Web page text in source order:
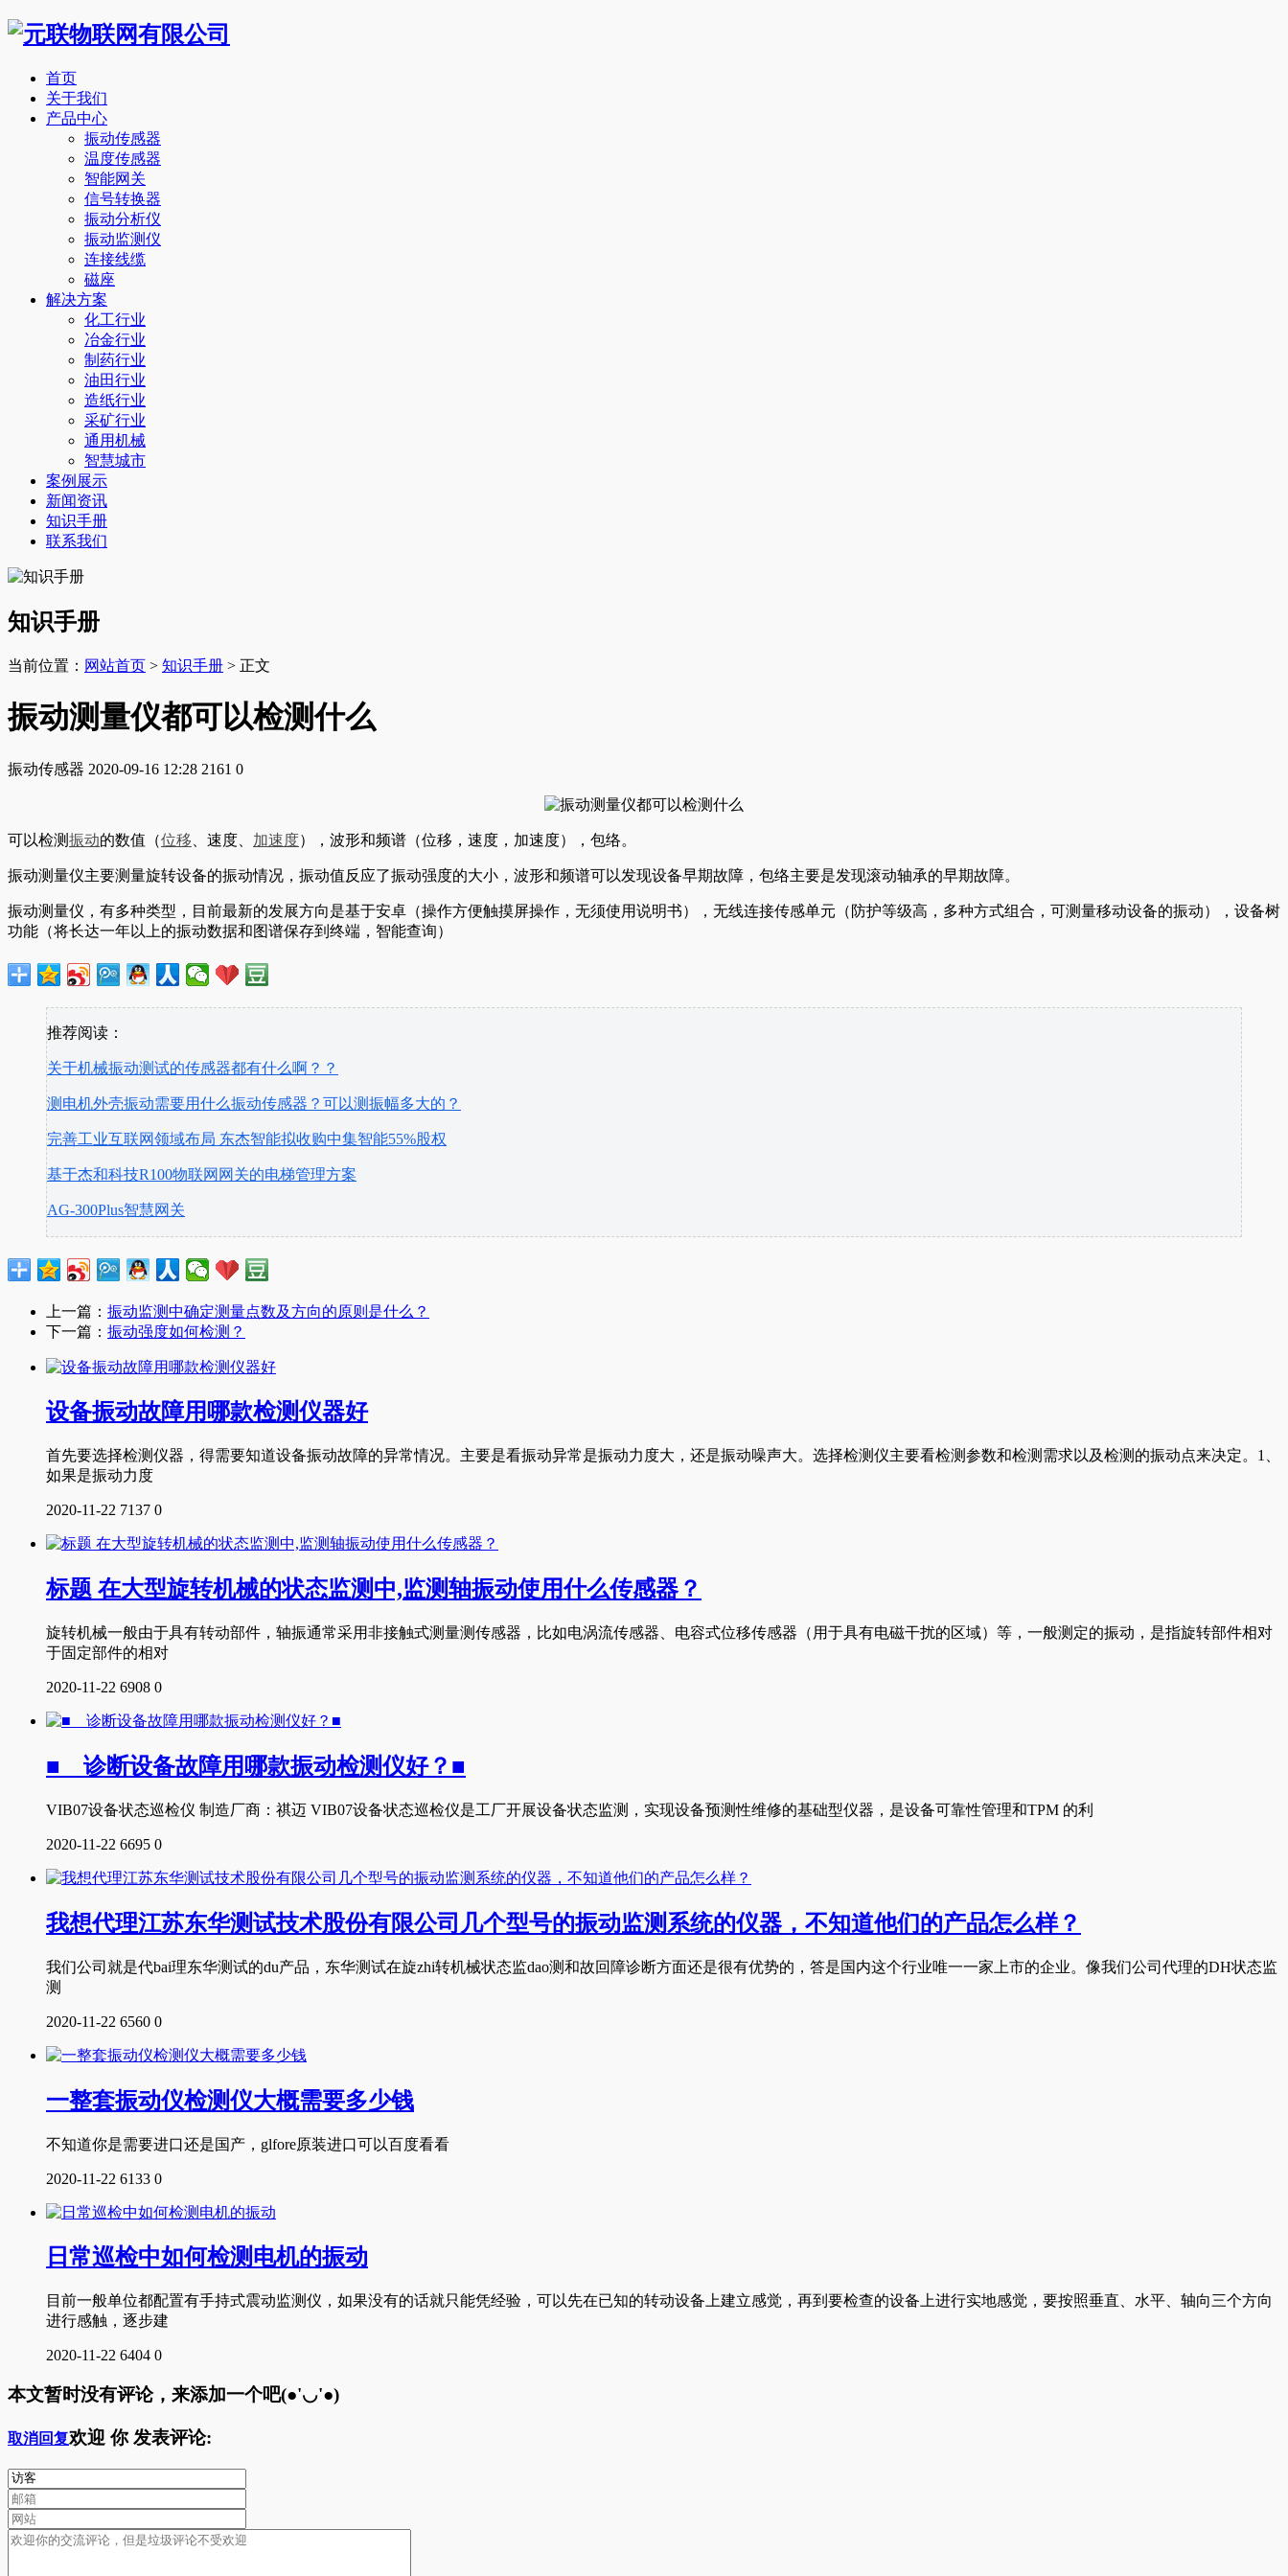
首页
关于我们
产品中心
振动传感器
温度传感器
智能网关
信号转换器
振动分析仪
振动监测仪
连接线缆
磁座
解决方案
化工行业
冶金行业
制药行业
油田行业
造纸行业
采矿行业
通用机械
智慧城市
案例展示
新闻资讯
知识手册
联系我们
知识手册
当前位置： 网站首页 > 知识手册 > 正文
振动测量仪都可以检测什么
振动传感器 2020-09-16 12:28 2161 0
可以检测振动的数值（位移 、速度、 加速度），波形和频谱（位移，速度，加速度），包络。
振动测量仪主要测量旋转设备的振动情况，振动值反应了振动强度的大小，波形和频谱可以发现设备早期故障，包络主要是发现滚动轴承的早期故障。
振动测量仪，有多种类型，目前最新的发展方向是基于安卓（操作方便触摸屏操作，无须使用说明书），无线连接传感单元（防护等级高，多种方式组合，可测量移动设备的振动），设备树
功能（将长达一年以上的振动数据和图谱保存到终端，智能查询）
推荐阅读：
关于机械振动测试的传感器都有什么啊？？
测电机外壳振动需要用什么振动传感器？可以测振幅多大的？
完善工业互联网领域布局 东杰智能拟收购中集智能55%股权
基于杰和科技R100物联网网关的电梯管理方案
AG-300Plus智慧网关
上一篇： 振动监测中确定测量点数及方向的原则是什么？
下一篇： 振动强度如何检测？
设备振动故障用哪款检测仪器好
首先要选择检测仪器，得需要知道设备振动故障的异常情况。主要是看振动异常是振动力度大，还是振动噪声大。选择检测仪主要看检测参数和检测需求以及检测的振动点来决定。1、
如果是振动力度
2020-11-22 7137 0
标题 在大型旋转机械的状态监测中,监测轴振动使用什么传感器？
旋转机械一般由于具有转动部件，轴振通常采用非接触式测量测传感器，比如电涡流传感器、电容式位移传感器（用于具有电磁干扰的区域）等，一般测定的振动，是指旋转部件相对
于固定部件的相对
2020-11-22 6908 0
■ 诊断设备故障用哪款振动检测仪好？■
VIB07设备状态巡检仪 制造厂商：祺迈 VIB07设备状态巡检仪是工厂开展设备状态监测，实现设备预测性维修的基础型仪器，是设备可靠性管理和TPM 的利
2020-11-22 6695 0
我想代理江苏东华测试技术股份有限公司几个型号的振动监测系统的仪器，不知道他们的产品怎么样？
我们公司就是代bai理东华测试的du产品，东华测试在旋zhi转机械状态监dao测和故回障诊断方面还是很有优势的，答是国内这个行业唯一一家上市的企业。像我们公司代理的DH状态监
测
2020-11-22 6560 0
一整套振动仪检测仪大概需要多少钱
不知道你是需要进口还是国产，glfore原装进口可以百度看看
2020-11-22 6133 0
日常巡检中如何检测电机的振动
目前一般单位都配置有手持式震动监测仪，如果没有的话就只能凭经验，可以先在已知的转动设备上建立感觉，再到要检查的设备上进行实地感觉，要按照垂直、水平、轴向三个方向
进行感触，逐步建
2020-11-22 6404 0
本文暂时没有评论，来添加一个吧(●'◡'●)
取消回复欢迎 你发表评论: